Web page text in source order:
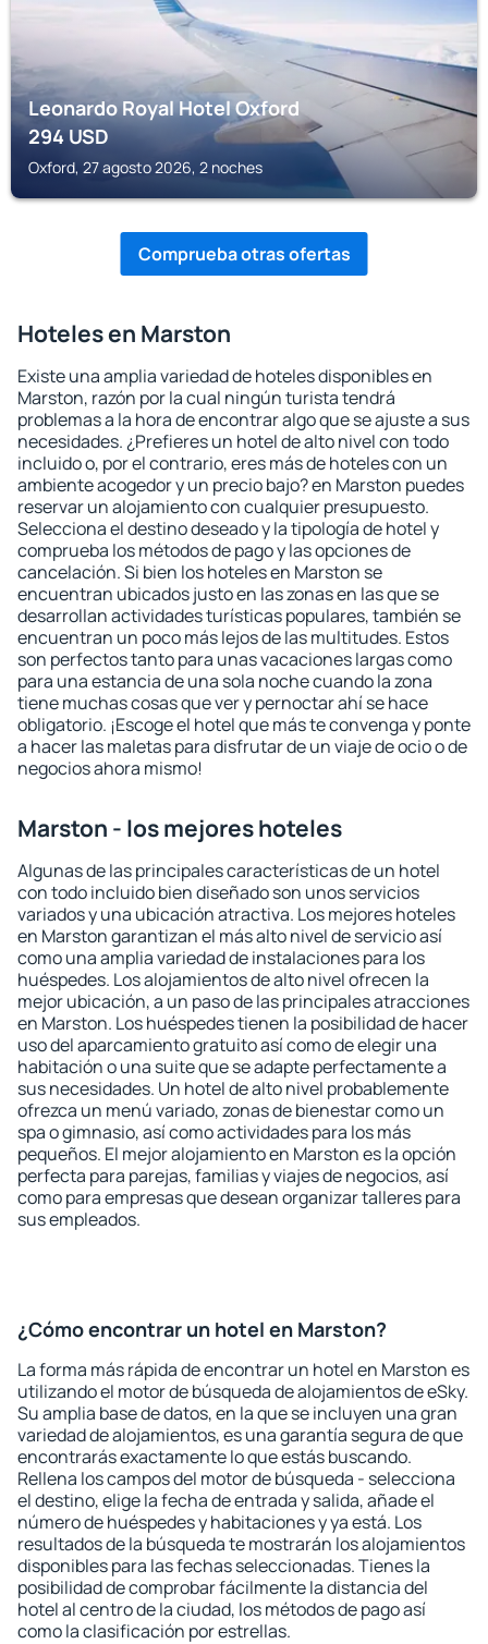
Leonardo Royal Hotel Oxford
294USD
Oxford, 27 agosto 2026, 2 noches
Comprueba otras ofertas
Hoteles en Marston
Existe una amplia variedad de hoteles disponibles en
Marston, razón por la cual ningún turista tendrá
problemas a la hora de encontrar algo que se ajuste a sus
necesidades. ¿Prefieres un hotel de alto nivel con todo
incluido o, por el contrario, eres más de hoteles con un
ambiente acogedor y un precio bajo? en Marston puedes
reservar un alojamiento con cualquier presupuesto.
Selecciona el destino deseado y la tipología de hotel y
comprueba los métodos de pago y las opciones de
cancelación. Si bien los hoteles en Marston se
encuentran ubicados justo en las zonas en las que se
desarrollan actividades turísticas populares, también se
encuentran un poco más lejos de las multitudes. Estos
son perfectos tanto para unas vacaciones largas como
para una estancia de una sola noche cuando la zona
tiene muchas cosas que ver y pernoctar ahí se hace
obligatorio. ¡Escoge el hotel que más te convenga y ponte
a hacer las maletas para disfrutar de un viaje de ocio o de
negocios ahora mismo!
Marston - los mejores hoteles
Algunas de las principales características de un hotel
con todo incluido bien diseñado son unos servicios
variados y una ubicación atractiva. Los mejores hoteles
en Marston garantizan el más alto nivel de servicio así
como una amplia variedad de instalaciones para los
huéspedes. Los alojamientos de alto nivel ofrecen la
mejor ubicación, a un paso de las principales atracciones
en Marston. Los huéspedes tienen la posibilidad de hacer
uso del aparcamiento gratuito así como de elegir una
habitación o una suite que se adapte perfectamente a
sus necesidades. Un hotel de alto nivel probablemente
ofrezca un menú variado, zonas de bienestar como un
spa o gimnasio, así como actividades para los más
pequeños. El mejor alojamiento en Marston es la opción
perfecta para parejas, familias y viajes de negocios, así
como para empresas que desean organizar talleres para
sus empleados.
¿Cómo encontrar un hotel en Marston?
La forma más rápida de encontrar un hotel en Marston es
utilizando el motor de búsqueda de alojamientos de eSky.
Su amplia base de datos, en la que se incluyen una gran
variedad de alojamientos, es una garantía segura de que
encontrarás exactamente lo que estás buscando.
Rellena los campos del motor de búsqueda - selecciona
el destino, elige la fecha de entrada y salida, añade el
número de huéspedes y habitaciones y ya está. Los
resultados de la búsqueda te mostrarán los alojamientos
disponibles para las fechas seleccionadas. Tienes la
posibilidad de comprobar fácilmente la distancia del
hotel al centro de la ciudad, los métodos de pago así
como la clasificación por estrellas.